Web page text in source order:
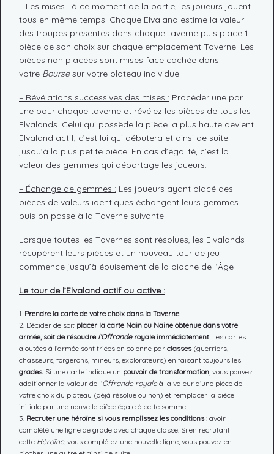
– Les mises : à ce moment de la partie, les joueurs jouent
tous en même temps. Chaque Elvaland estime la valeur
des troupes présentes dans chaque taverne puis place 1
pièce de son choix sur chaque emplacement Taverne. Les
pièces non placées sont mises face cachée dans
votre Boursesur votre plateau individuel.
– Révélations successives des mises : Procéder une par
une pour chaque taverne et révélez les pièces de tous les
Elvalands. Celui qui possède la pièce la plus haute devient
Elvaland actif, c’est lui qui débutera et ainsi de suite
jusqu’à la plus petite pièce. En cas d’égalité, c’est la
valeur des gemmes qui départage les joueurs.
– Échange de gemmes : Les joueurs ayant placé des
pièces de valeurs identiques échangent leurs gemmes
puis on passe à la Taverne suivante.
Lorsque toutes les Tavernes sont résolues, les Elvalands
récupèrent leurs pièces et un nouveau tour de jeu
commence jusqu’à épuisement de la pioche de l’Âge I.
Le tour de l’Elvaland actif ou active :
Prendre la carte de votre choix dans la Taverne.
Décider de soit placer la carte Nain ou Naine obtenue dans votre
armée, soit de résoudre l’Offranderoyale immédiatement. Les cartes
ajoutées à l’armée sont triées en colonne par classes (guerriers,
chasseurs, forgerons, mineurs, explorateurs) en faisant toujours les
grades. Si une carte indique un pouvoir de transformation, vous pouvez
additionner la valeur de l’Offrande royale à la valeur d’une pièce de
votre choix du plateau (déjà résolue ou non) et remplacer la pièce
initiale par une nouvelle pièce égale à cette somme.
Recruter une héroïne si vous remplissez les conditions: avoir
complété une ligne de grade avec chaque classe. Si en recrutant
cette Héroïne, vous complétez une nouvelle ligne, vous pouvez en